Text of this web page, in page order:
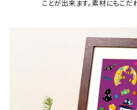
ことが出来ます。素材にもこだ